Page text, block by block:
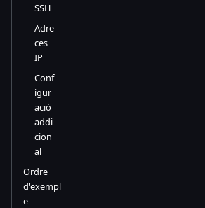
SSH
Adre
ces
IP
Conf
igur
ació
addi
cion
al
Ordre
d'exempl
e